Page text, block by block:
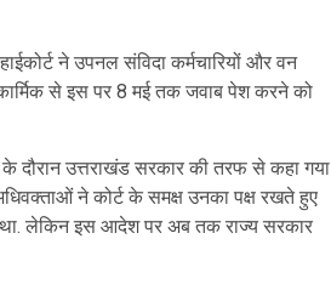
ने उपनल संविदा कर्मचारियों और वन
से इस पर 8 मई तक जवाब पेश करने को
के दौरान उत्तराखंड सरकार की तरफ से कहा गया
ने कोर्ट के समक्ष उनका पक्ष रखते हुए
था. लेकिन इस आदेश पर अब तक राज्य सरकार